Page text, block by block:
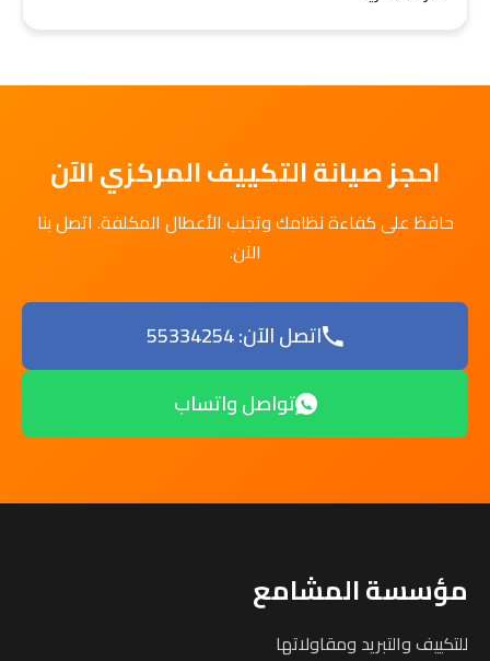
احجز صيانة التكييف المركزي الآن
حافظ على كفاءة نظامك وتجنب الأعطال المكلفة. اتصل بنا
الآن.
اتصل الآن: 55334254
تواصل واتساب
مؤسسة المشامع
للتكييف والتبريد ومقاولاتها